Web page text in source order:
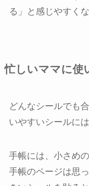
る」と感じやすくな
忙しいママに使
どんなシールでも
いやすいシールに
手帳には、小さめ
手帳のページは思